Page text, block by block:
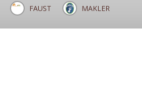
FAUST MAKLER